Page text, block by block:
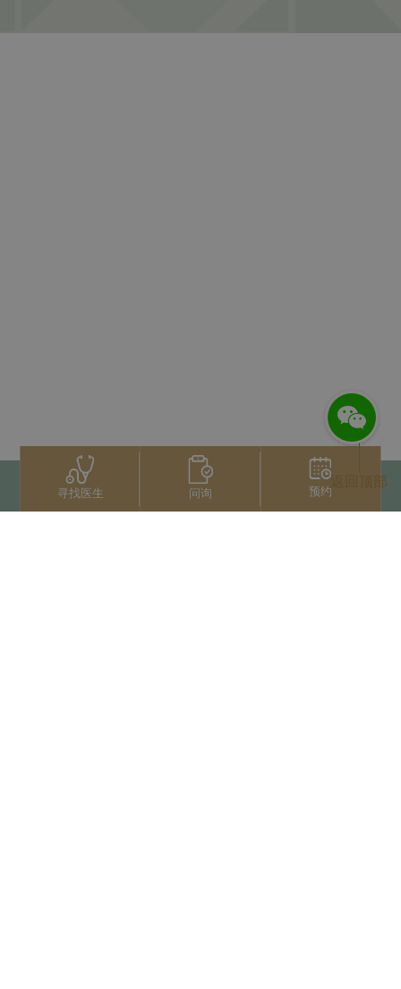
寻找医生 问询 预约
返回顶部